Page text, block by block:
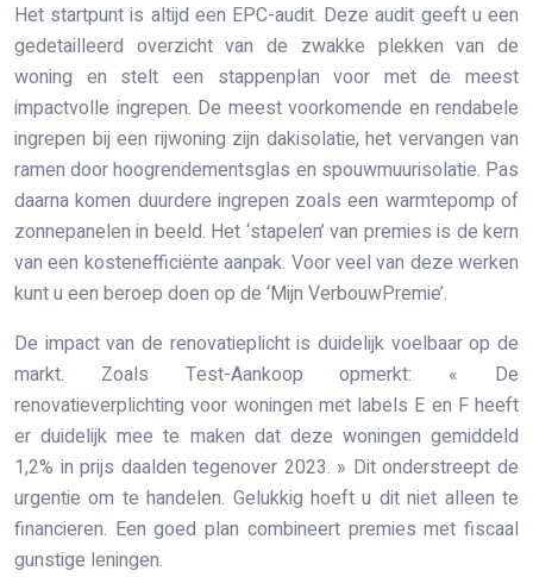
Het startpunt is altijd een EPC-audit. Deze audit geeft u een
gedetailleerd overzicht van de zwakke plekken van de
woning en stelt een stappenplan voor met de meest
impactvolle ingrepen. De meest voorkomende en rendabele
ingrepen bij een rijwoning zijn dakisolatie, het vervangen van
ramen door hoogrendementsglas en spouwmuurisolatie. Pas
daarna komen duurdere ingrepen zoals een warmtepomp of
zonnepanelen in beeld. Het ‘stapelen’ van premies is de kern
van een kostenefficiënte aanpak. Voor veel van deze werken
kunt u een beroep doen op de ‘Mijn VerbouwPremie’.
De impact van de renovatieplicht is duidelijk voelbaar op de
markt. Zoals Test-Aankoop opmerkt: « De
renovatieverplichting voor woningen met labels E en F heeft
er duidelijk mee te maken dat deze woningen gemiddeld
1,2% in prijs daalden tegenover 2023. » Dit onderstreept de
urgentie om te handelen. Gelukkig hoeft u dit niet alleen te
financieren. Een goed plan combineert premies met fiscaal
gunstige leningen.